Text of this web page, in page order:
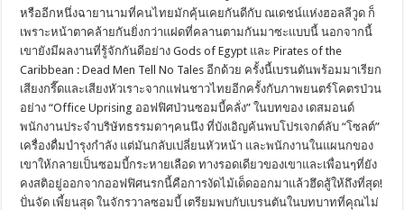
หรืออีกหนึ่งฉายานามที่คนไทยมักคุ้นเคยกันดีกับ ณเดชน์แห่งฮอลลีวูด ก็
เพราะหน้าตาคล้ายกันยิ่งกว่าแฝดที่คลานตามกันมาซะแบบนี้ นอกจากนี้
เขายังมีผลงานที่รู้จักกันดีอย่าง Gods of Egypt และ Pirates of the
Caribbean : Dead Men Tell No Tales อีกด้วย ครั้งนี้เบรนตันพร้อมมาเรียก
เสียงกรี๊ดและเสียงหัวเราะจากแฟนชาวไทยอีกครั้งกับภาพยนตร์โคตรป่วน
อย่าง “Office Uprising ออฟฟิศป่วนซอมบี้คลั่ง” ในบทของ เดสมอนด์
พนักงานประจำบริษัทธรรมดาๆคนนึง ที่บังเอิญค้นพบโปรเจกต์ลับ “โซลต์”
เครื่องดื่มบำรุงกำลัง แต่มันกลับเปลี่ยนหัวหน้า และพนักงานในแผนกของ
เขาให้กลายเป็นซอมบี้กระหายเลือด ทางรอดเดียวของเขาและเพื่อนๆที่ยัง
คงสติอยู่ออกจากออฟฟิศนรกนี้คือการงัดไม้เด็ดออกมาแล้วฮึดสู้ให้ถึงที่สุด!
ปั่นจัด เพี้ยนสุด ในจักรวาลซอมบี้ เตรียมพบกับเบรนตันในบทบาทที่คุณไม่